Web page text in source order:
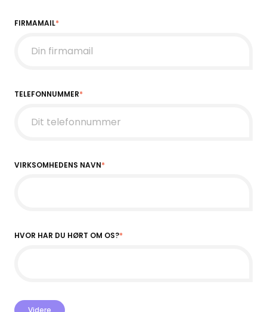
FIRMAMAIL*
TELEFONNUMMER*
VIRKSOMHEDENS NAVN*
HVOR HAR DU HØRT OM OS?*